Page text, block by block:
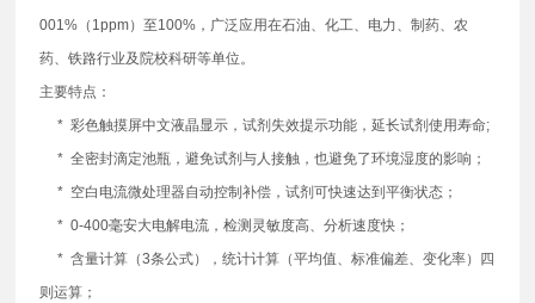
001%（1ppm）至100%，广泛应用在石油、化工、电力、制药、农
药、铁路行业及院校科研等单位。
主要特点：
* 彩色触摸屏中文液晶显示，试剂失效提示功能，延长试剂使用寿命;
* 全密封滴定池瓶，避免试剂与人接触，也避免了环境湿度的影响；
* 空白电流微处理器自动控制补偿，试剂可快速达到平衡状态；
* 0-400毫安大电解电流，检测灵敏度高、分析速度快；
* 含量计算（3条公式），统计计算（平均值、标准偏差、变化率）四
则运算；